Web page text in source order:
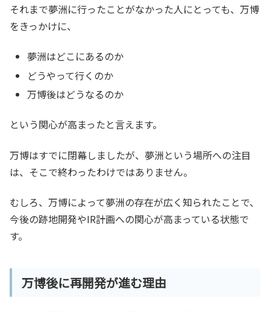
それまで夢洲に行ったことがなかった人にとっても、万博
をきっかけに、
夢洲はどこにあるのか
どうやって行くのか
万博後はどうなるのか
という関心が高まったと言えます。
万博はすでに閉幕しましたが、夢洲という場所への注目
は、そこで終わったわけではありません。
むしろ、万博によって夢洲の存在が広く知られたことで、
今後の跡地開発やIR計画への関心が高まっている状態で
す。
万博後に再開発が進む理由